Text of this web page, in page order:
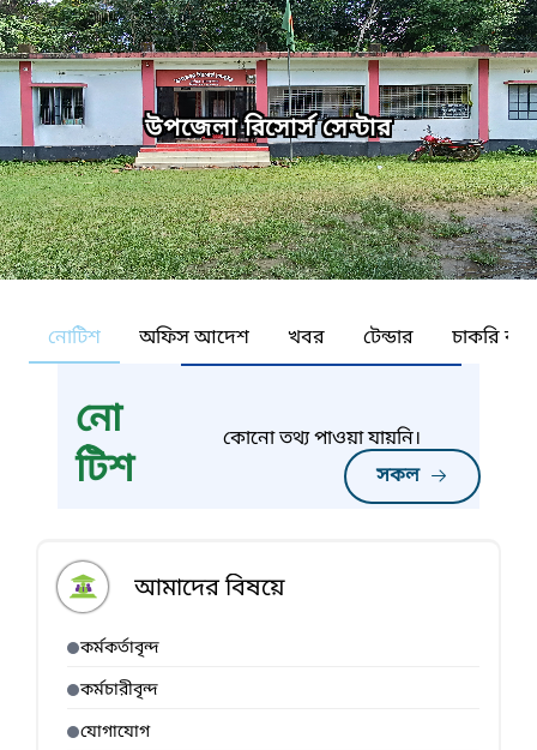
উপজেলা রিসোর্স সেন্টার
নোটিশ অফিস আদেশ খবর টেন্ডার চাকরি
নো
টিশ
সকল
কোনো তথ্য পাওয়া যায়নি।
আমাদের বিষয়ে
কর্মকর্তাবৃন্দ
কর্মচারীবৃন্দ
যোগাযোগ